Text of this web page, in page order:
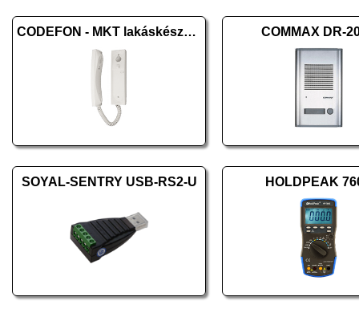
CODEFON - MKT lakáskészülék COMMAX DR-
SOYAL-SENTRY USB-RS2-U HOLDPEAK